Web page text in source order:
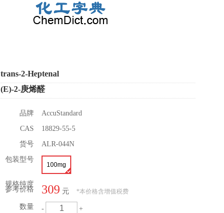
trans-2-Heptenal
(E)-2-庚烯醛
品牌
AccuStandard
CAS
18829-55-5
货号
ALR-044N
包装型号
100mg
规格纯度
参考价格 309 元 *本价格含增值税费
数量 - +